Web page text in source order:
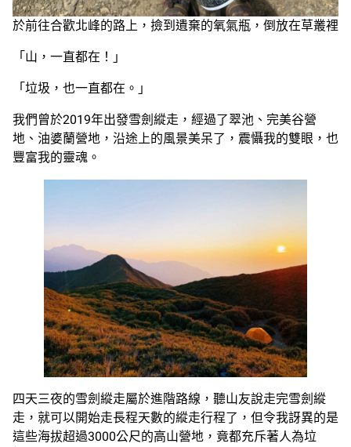
於前往合歡北峰的路上，撿到遺棄的氧氣瓶，倒放在草叢裡
「山，一直都在！」
「垃圾，也一直都在。」
我們曾於2019年出發雪劍縱走，經過了翠池、完美谷營
地、油婆蘭營地，沿途上的風景美呆了，震懾我的雙眼，也
豐富我的靈魂。
四天三夜的雪劍縱走屬於進階路線，聽山友說走完雪劍縱
走，就可以開始走長程天數的縱走行程了，但令我訝異的是
這些海拔超過3000公尺的高山營地，竟都充斥著人為垃